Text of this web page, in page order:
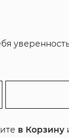
в Корзину